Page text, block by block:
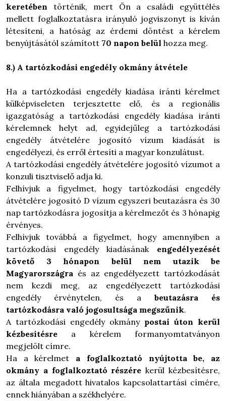
keretében történik, mert Ön a családi együttélés
mellett foglalkoztatásra irányuló jogviszonyt is kíván
létesíteni, a hatóság az érdemi döntést a kérelem
benyújtásától számított 70 napon belül hozza meg.
8.) A tartózkodási engedély okmány átvétele
Ha a tartózkodási engedély kiadása iránti kérelmet
külképviseleten terjesztette elő, és a regionális
igazgatóság a tartózkodási engedély kiadása iránti
kérelemnek helyt ad, egyidejűleg a tartózkodási
engedély átvételére jogosító vízum kiadását is
engedélyezi, és erről értesíti a magyar konzulátust.
A tartózkodási engedély átvételére jogosító vízumot a
konzuli tisztviselő adja ki.
Felhívjuk a figyelmet, hogy tartózkodási engedély
átvételére jogosító D vízum egyszeri beutazásra és 30
nap tartózkodásra jogosítja a kérelmezőt és 3 hónapig
érvényes.
Felhívjuk továbbá a figyelmet, hogy amennyiben a
tartózkodási engedély kiadásának engedélyezését
követő 3 hónapon belül nem utazik be
Magyarországra és az engedélyezett tartózkodását
nem kezdi meg, az engedélyezett tartózkodási
engedély érvénytelen, és a beutazásra és
tartózkodásra való jogosultsága megszűnik.
A tartózkodási engedély okmány postai úton kerül
kézbesítésre a kérelem formanyomtatványon
megjelölt címre.
Ha a kérelmet a foglalkoztató nyújtotta be, az
okmány a foglalkoztató részére kerül kézbesítésre,
az általa megadott hivatalos kapcsolattartási címére,
ennek hiányában a székhelyére.